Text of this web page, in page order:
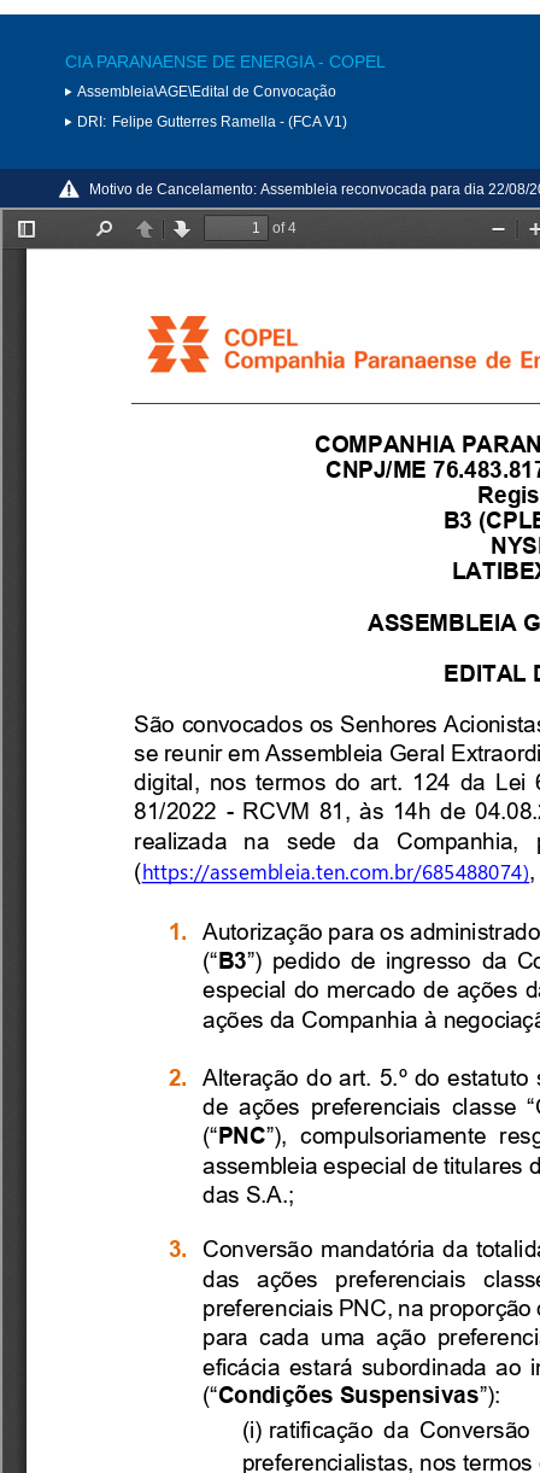
CIA PARANAENSE DE ENERGIA - COPEL
Assembleia\AGE\Edital de Convocação
DRI: Felipe Gutterres Ramella - (FCA V1)
Motivo de Cancelamento: Assembleia reconvocada para dia 22/08/